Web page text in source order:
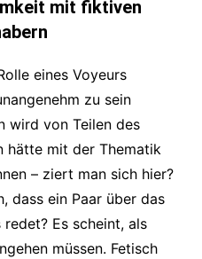
mit fiktiven
eines Voyeurs
zu sein
wird von Teilen des
hätte mit der Thematik
– ziert man sich hier?
dass ein Paar über das
Es scheint, als
müssen. Fetisch